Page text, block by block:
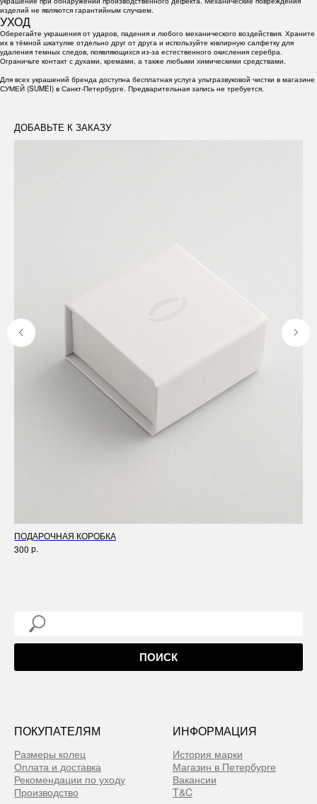
изделий не являются гарантийным случаем.
УХОД
Оберегайте украшения от ударов, падения и любого механического воздействия. Храните
их в тёмной шкатулке отдельно друг от друга и используйте ювлирную салфетку для
удаления темных следов, появляющихся из-за естественного окисления серебра.
Ограничьте контакт с духами, кремами, а также любыми химическими средствами.
Для всех украшений бренда доступна бесплатная услуга ультразвуковой чистки в магазине
СУМЕЙ (SUMEI) в Санкт-Петербурге. Предварительная запись не требуется.
ДОБАВЬТЕ К ЗАКАЗУ
ПОДАРОЧНАЯ КОРОБКА
300 р.
ПОИСК
ПОКУПАТЕЛЯМ
Размеры колец
Оплата и доставка
Рекомендации по уходу
Производство
ИНФОРМАЦИЯ
История марки
Магазин в Петербурге
Вакансии
T&C